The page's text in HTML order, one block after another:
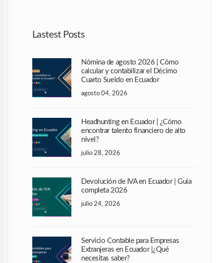
Lastest Posts
Nómina de agosto 2026 | Cómo
calcular y contabilizar el Décimo
Cuarto Sueldo en Ecuador
agosto 04, 2026
Headhunting en Ecuador | ¿Cómo
encontrar talento financiero de alto
nivel?
julio 28, 2026
Devolución de IVA en Ecuador | Guía
completa 2026
julio 24, 2026
Servicio Contable para Empresas
Extranjeras en Ecuador |¿Qué
necesitas saber?